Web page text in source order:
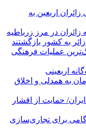
زائران اربعین به‌
در مرز زرباطیه
عملیات فرهنگی
به همدلی و اخلاق
ایران/ حمایت از اقشار
گامی برای تجاری‌سازی